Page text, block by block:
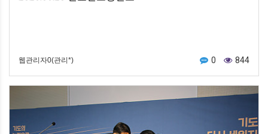
웹관리자0(관리*) 0 844